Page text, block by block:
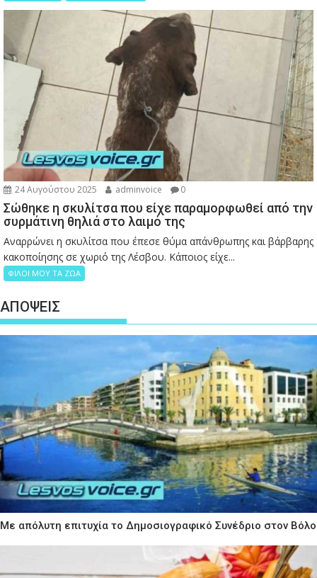
24 Αυγούστου 2025 adminvoice 0
Σώθηκε η σκυλίτσα που είχε παραμορφωθεί από την
συρμάτινη θηλιά στο λαιμό της
Αναρρώνει η σκυλίτσα που έπεσε θύμα απάνθρωπης και βάρβαρης
κακοποίησης σε χωριό της Λέσβου. Κάποιος είχε...
ΦΙΛΟΙ ΜΟΥ ΤΑ ΖΩΑ
ΑΠΟΨΕΙΣ
Με απόλυτη επιτυχία το Δημοσιογραφικό Συνέδριο στον Βόλο